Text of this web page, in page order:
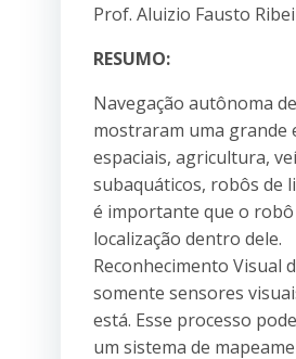
Prof. Aluizio Fausto
RESUMO:
Navegação autônoma
mostraram uma grande
espaciais, agricultura,
subaquáticos, robôs de
é importante que o
localização dentro dele.
Reconhecimento Visual
somente sensores
está. Esse processo
um sistema de